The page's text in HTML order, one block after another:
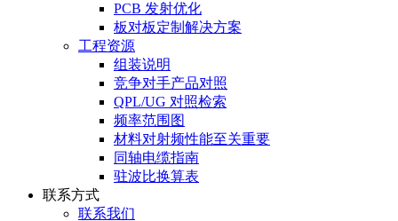
PCB 发射优化
板对板定制解决方案
工程资源
组装说明
竞争对手产品对照
QPL/UG 对照检索
频率范围图
材料对射频性能至关重要
同轴电缆指南
驻波比换算表
联系方式
联系我们